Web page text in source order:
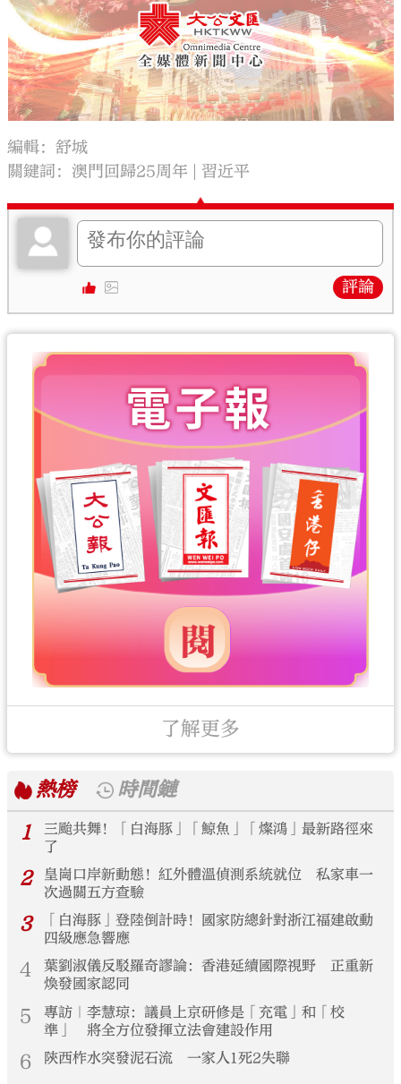
編輯：舒城
關鍵詞：澳門回歸25周年 習近平
評論
了解更多
熱榜
時間鏈
1
三颱共舞！「白海豚」「鯨魚」「燦鴻」最新路徑來
了
2
皇崗口岸新動態！紅外體溫偵測系統就位 私家車一
次過關五方查驗
3
「白海豚」登陸倒計時！國家防總針對浙江福建啟動
四級應急響應
4
葉劉淑儀反駁羅奇謬論：香港延續國際視野 正重新
煥發國家認同
5
專訪｜李慧琼：議員上京研修是「充電」和「校
準」 將全方位發揮立法會建設作用
6 陝西柞水突發泥石流 一家人1死2失聯